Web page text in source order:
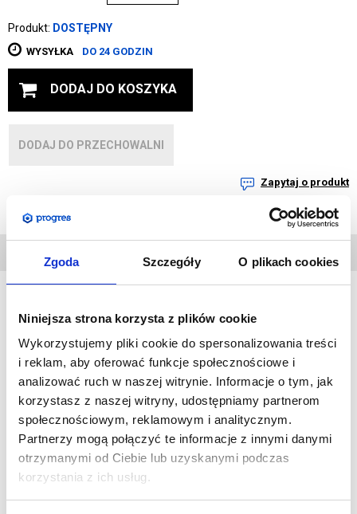
Zgoda Szczegóły O plikach cookies
Niniejsza strona korzysta z plików cookie
Wykorzystujemy pliki cookie do spersonalizowania treści
i reklam, aby oferować funkcje społecznościowe i
analizować ruch w naszej witrynie. Informacje o tym, jak
korzystasz z naszej witryny, udostępniamy partnerom
społecznościowym, reklamowym i analitycznym.
Partnerzy mogą połączyć te informacje z innymi danymi
otrzymanymi od Ciebie lub uzyskanymi podczas
korzystania z ich usług.
Produkt: DOSTĘPNY
WYSYŁKA DO 24 GODZIN
DODAJ DO KOSZYKA
DODAJ DO PRZECHOWALNI
Zapytaj o produkt
TECHNICZNE
Stylowy, kompaktowy i energooszczędny zestaw LED.
Przystosowany do użycia w ściankach Pop-Up oraz Formulate.
Podkreśli walory stoiska i przyciągnie do niego uwagę. Lampy
LED są długowieczne oraz zużywają znikome ilości energii
elektrycznej.
W ZESTAWIE OTRZYMUJESZ DWIE LAMPKI ORAZ
TRANSFORMATOR.